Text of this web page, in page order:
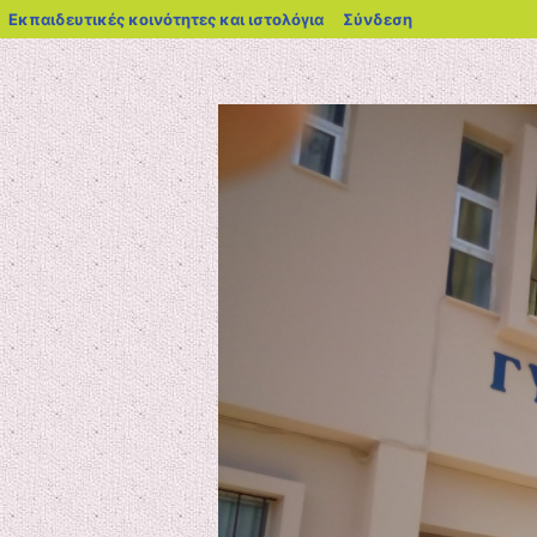
Εκπαιδευτικές κοινότητες και ιστολόγια blogs.sch.gr
Σύνδεση